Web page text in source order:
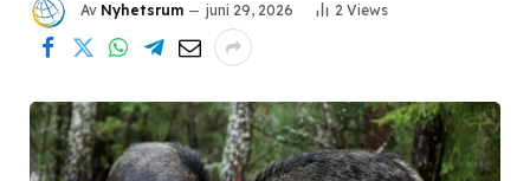
Av Nyhetsrum juni 29, 2026 2 Views